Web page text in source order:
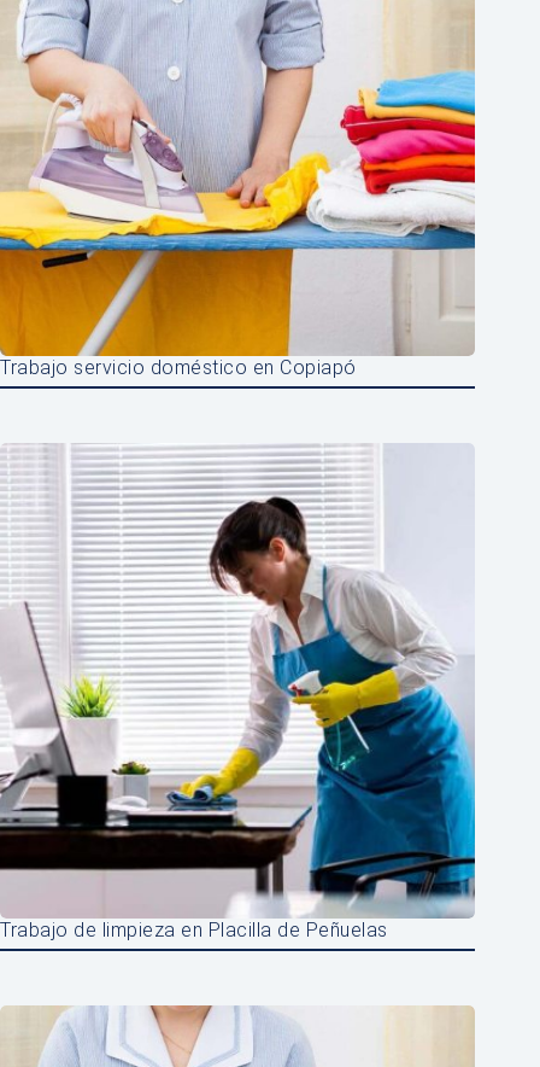
Trabajo servicio doméstico en Copiapó
Trabajo de limpieza en Placilla de Peñuelas